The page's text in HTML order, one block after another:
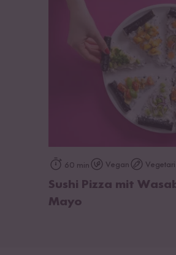
60 min Vegan
Sushi Pizza mit
Mayo